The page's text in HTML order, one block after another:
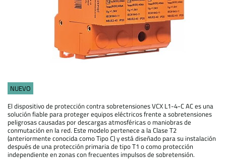
NUEVO
El dispositivo de protección contra sobretensiones VCX L1-4-C AC es una
solución fiable para proteger equipos eléctricos frente a sobretensiones
peligrosas causadas por descargas atmosféricas o maniobras de
conmutación en la red. Este modelo pertenece a la Clase T2
(anteriormente conocida como Tipo C) y está diseñado para su instalación
después de una protección primaria de tipo T1 o como protección
independiente en zonas con frecuentes impulsos de sobretensión.